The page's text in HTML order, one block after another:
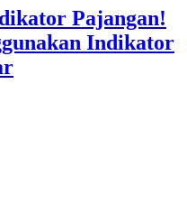
Pajangan!
Indikator